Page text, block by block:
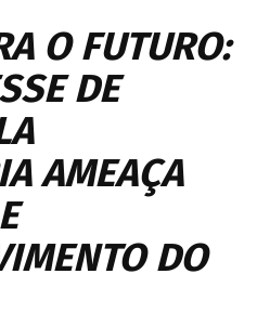
O FUTURO:
DE
AMEAÇA
DO